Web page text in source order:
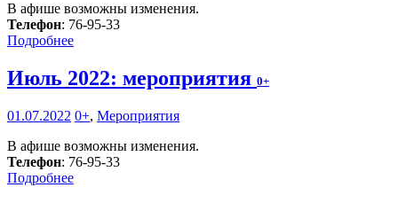
В афише возможны изменения.
Телефон: 76-95-33
Подробнее
Июль 2022: мероприятия 0+
01.07.2022 0+, Мероприятия
В афише возможны изменения.
Телефон: 76-95-33
Подробнее